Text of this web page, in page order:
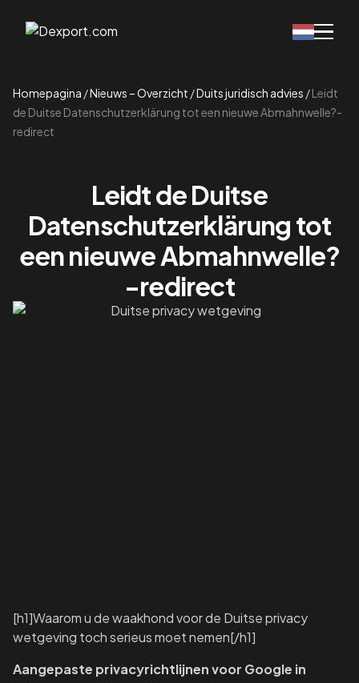
Homepagina /Nieuws – Overzicht /Duits juridisch advies /Leidt
de Duitse Datenschutzerklärung tot een nieuwe Abmahnwelle?-
redirect
Leidt de Duitse
Datenschutzerklärung tot
een nieuwe Abmahnwelle?
-redirect
[h1]Waarom u de waakhond voor de Duitse privacy
wetgeving toch serieus moet nemen[/h1]
Aangepaste privacyrichtlijnen voor Google in